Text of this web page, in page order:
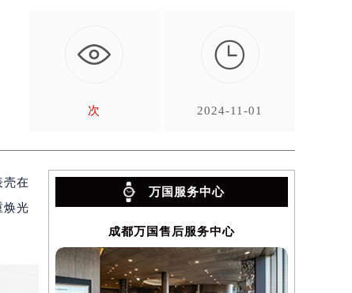
次

2024-11-01
壳在
焕光
万国服务中心
成都万国售后服务中心